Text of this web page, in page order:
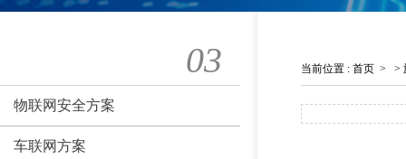
03
物联网安全方案
车联网方案
当前位置 : 首页 > >